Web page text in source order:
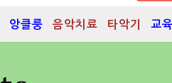
앙클룽 음악치료 타악기 교육